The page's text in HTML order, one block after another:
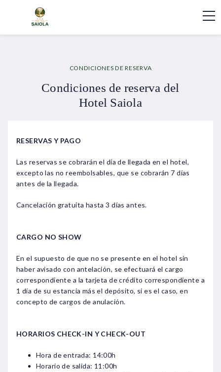
CONDICIONES DE RESERVA
Condiciones de reserva del
Hotel Saiola
RESERVAS Y PAGO
Las reservas se cobrarán el día de llegada en el hotel,
excepto las no reembolsables, que se cobrarán 7 días
antes de la llegada.
Cancelación gratuita hasta 3 días antes.
CARGO NO SHOW
En el supuesto de que no se presente en el hotel sin
haber avisado con antelación, se efectuará el cargo
correspondiente a la tarjeta de crédito correspondiente a
1 día de su estancia más el depósito, si es el caso, en
concepto de cargos de anulación.
HORARIOS CHECK-IN Y CHECK-OUT
Hora de entrada: 14:00h
Horario de salida: 11:00h